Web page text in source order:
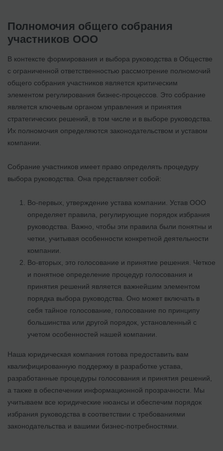
Полномочия общего собрания
участников ООО
В контексте формирования и выбора руководства в Обществе
с ограниченной ответственностью рассмотрение полномочий
общего собрания участников является критическим
элементом регулирования бизнес-процессов. Это собрание
является ключевым органом управления и принятия
стратегических решений, в том числе и в выборе руководства.
Их полномочия определяются законодательством и уставом
компании.
Собрание участников имеет право определять процедуру
выбора руководства. Она представляет собой:
Во-первых, утверждение устава компании. Устав ООО
определяет правила, регулирующие порядок избрания
руководства. Важно, чтобы эти правила были понятны и
четки, учитывая особенности конкретной деятельности
компании.
Во-вторых, это голосование и принятие решения. Четкое
и понятное определение процедур голосования и
принятия решений является важнейшим элементом
порядка выбора руководства. Оно может включать в
себя тайное голосование, голосование по принципу
большинства или другой порядок, установленный с
учетом особенностей нашей компании.
Наша юридическая компания готова предоставить вам
квалифицированную поддержку в разработке устава,
разработанные процедуры голосования и принятия решений,
а также в обеспечении информационной прозрачности. Мы
учитываем все юридические нюансы и обеспечим порядок
избрания руководства в соответствии с требованиями
законодательства и вашими бизнес-потребностями.